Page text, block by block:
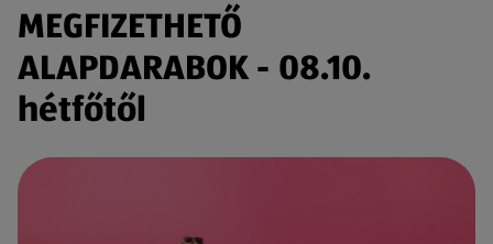
MEGFIZETHETŐ
ALAPDARABOK - 08.10.
hétfőtől